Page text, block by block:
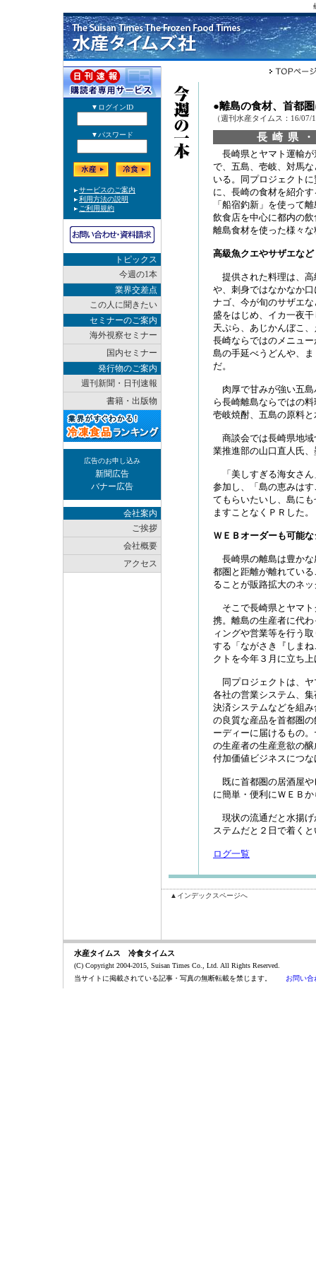
トピックス
今週の1本
業界交差点
この人に聞きたい
セミナーのご案内
海外視察セミナー
国内セミナー
発行物のご案内
週刊新聞・日刊速報
書籍・出版物
広告のお申し込み
新聞広告
バナー広告
会社案内
ご挨拶
会社概要
アクセス
●離島の食材、首都
（週刊水産タイムス：16/07/
長崎県
長崎県とヤマト運輸が
で、五島、壱岐、対馬
いる。同プロジェクト
に、長崎の食材を紹介
「船宿釣新」を使って
飲食店を中心に都内の
離島食材を使った様々
高級魚クエやサザエなど
提供された料理は、高
や、刺身ではなかなか
ナゴ、今が旬のサザエ
盛をはじめ、イカ一夜
天ぷら、あじかんぼこ
長崎ならではのメニュ
島の手延べうどんや、
だ。
肉厚で甘みが強い五島
ら長崎離島ならではの
壱岐焼酎、五島の原料
商談会では長崎県地域
業推進部の山口直人氏
「美しすぎる海女さん
参加し、「島の恵みは
てもらいたいし、島に
ますことなくＰＲした。
ＷＥＢオーダーも可能
長崎県の離島は豊かな
都圏と距離が離れてい
ることが販路拡大のネ
そこで長崎県とヤマト
携。離島の生産者に代
ィングや営業等を行う
する「ながさき『しま
クトを今年３月に立ち
同プロジェクトは、ヤ
各社の営業システム、
決済システムなどを組
の良質な産品を首都圏
ーディーに届けるもの
の生産者の生産意欲の
付加価値ビジネスにつ
既に首都圏の居酒屋や
に簡単・便利にＷＥＢ
現状の流通だと水揚げ
ステムだと２日で着く
ログ一覧
▲インデックスページへ
水産タイムス 冷食タイムス
(C) Copyright 2004-2015, Suisan Times Co., Ltd. All Rights Reserved.
当サイトに掲載されている記事・写真の無断転載を禁じます。 お問い合